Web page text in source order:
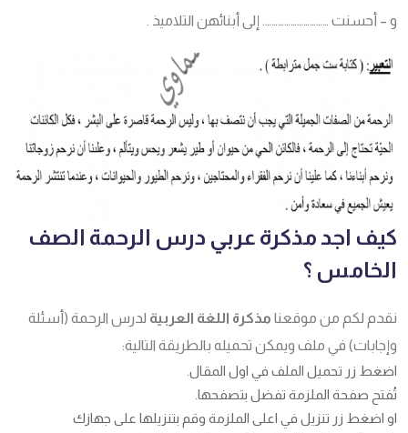
و – أحسنت …………………………. إلى أبنائهن التلاميذ .
كيف اجد مذكرة عربي درس الرحمة الصف
الخامس ؟
نقدم لكم من موقعنا مذكرة اللغة العربية لدرس الرحمة (أسئلة
وإجابات) في ملف ويمكن تحميله بالطريقة التالية:
اضغط زر تحميل الملف في اول المقال.
تُفتح صفحة الملزمة تفضل بتصفحها.
او اضغط زر تنزيل في اعلى الملزمة وقم بتنزيلها على جهازك